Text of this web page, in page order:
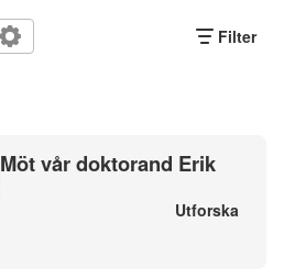
Filter
Möt vår doktorand Erik
Utforska